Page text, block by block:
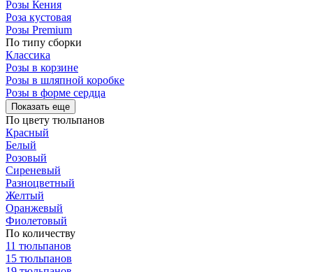
Розы Кения
Роза кустовая
Розы Premium
По типу сборки
Классика
Розы в корзине
Розы в шляпной коробке
Розы в форме сердца
Показать еще
По цвету тюльпанов
Красный
Белый
Розовый
Сиреневый
Разноцветный
Желтый
Оранжевый
Фиолетовый
По количеству
11 тюльпанов
15 тюльпанов